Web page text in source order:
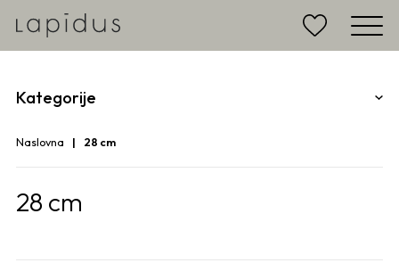
Kategorije
Naslovna 28 cm
28 cm